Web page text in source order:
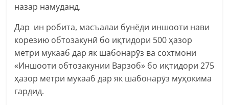
назар намуданд.
Дар ин робита, масъалаи бунёди иншооти нави
корезию обтозакунӣ бо иқтидори 500 ҳазор
метри мукааб дар як шабонарӯз ва сохтмони
«Иншооти обтозакунии Варзоб» бо иқтидори 275
ҳазор метри мукааб дар як шабонарӯз муҳокима
гардид.